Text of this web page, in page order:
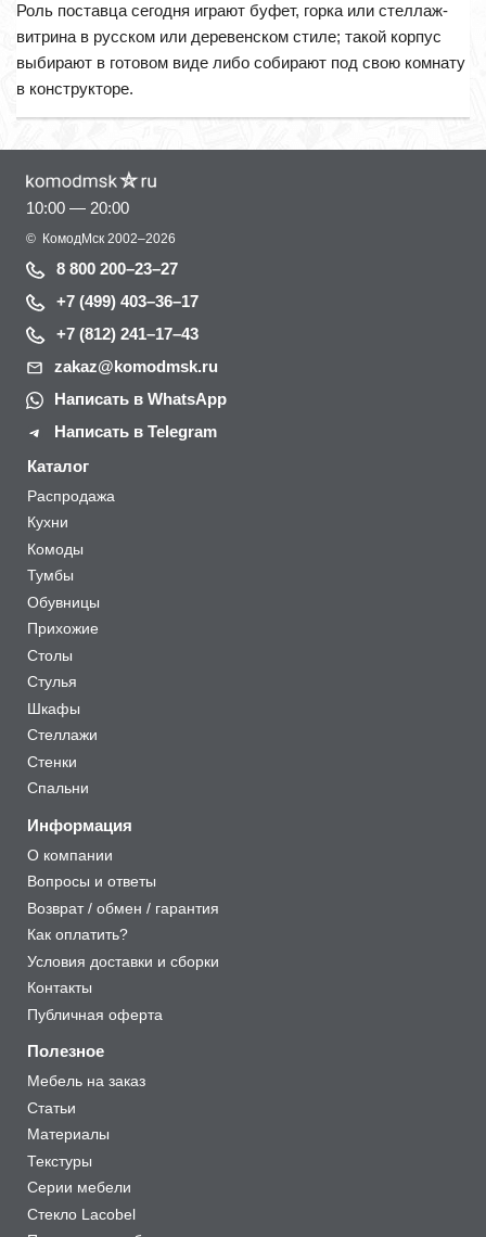
Роль поставца сегодня играют буфет, горка или стеллаж-
витрина в русском или деревенском стиле; такой корпус
выбирают в готовом виде либо собирают под свою комнату
в конструкторе.
10:00 — 20:00
© КомодМск 2002–2026
8 800 200–23–27
+7 (499) 403–36–17
+7 (812) 241–17–43
zakaz@komodmsk.ru
Написать в WhatsApp
Написать в Telegram
Каталог
Распродажа
Кухни
Комоды
Тумбы
Обувницы
Прихожие
Столы
Стулья
Шкафы
Стеллажи
Стенки
Спальни
Информация
О компании
Вопросы и ответы
Возврат / обмен / гарантия
Как оплатить?
Условия доставки и сборки
Контакты
Публичная оферта
Полезное
Мебель на заказ
Статьи
Материалы
Текстуры
Серии мебели
Стекло Lacobel